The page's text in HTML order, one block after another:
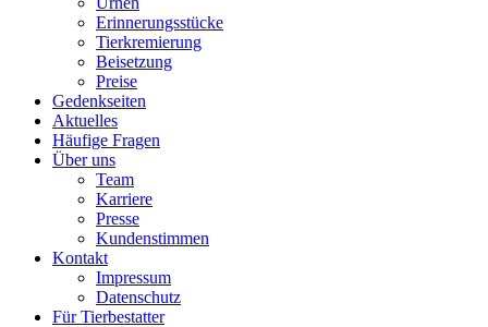
Erinnerungsstücke
Tierkremierung
Beisetzung
Preise
Gedenkseiten
Aktuelles
Häufige Fragen
Über uns
Team
Karriere
Presse
Kundenstimmen
Kontakt
Impressum
Datenschutz
Für Tierbestatter